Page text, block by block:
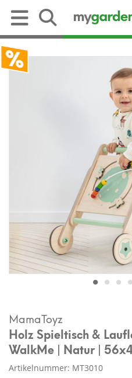
MamaToyz
Holz Spieltisch &
WalkMe | Natur |
Artikelnummer: MT3010